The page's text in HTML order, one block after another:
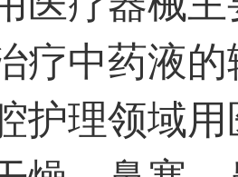
疗中药液
护理领域